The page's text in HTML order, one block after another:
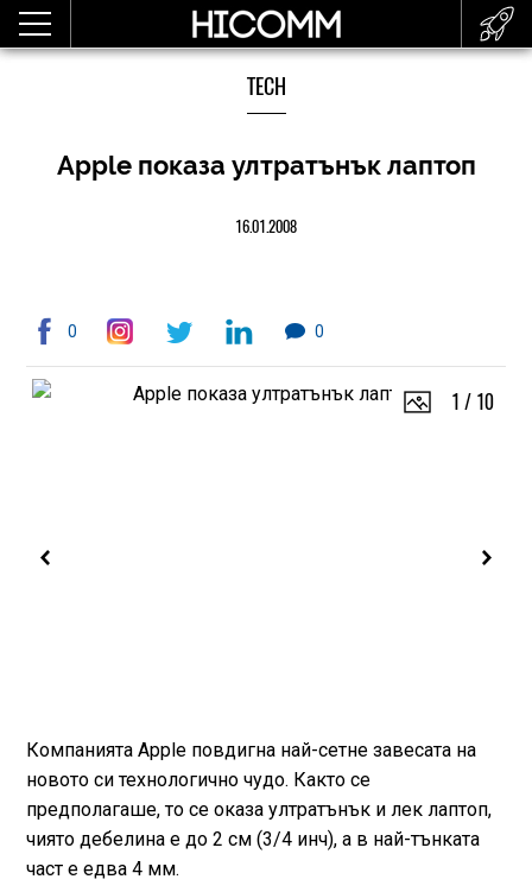
TECH
Apple показа ултратънък лаптоп
16.01.2008
0 0
1 / 10
Компанията Apple повдигна най-сетне завесата на
новото си технологично чудо. Както се
предполагаше, то се оказа ултратънък и лек лаптоп,
чиято дебелина е до 2 см (3/4 инч), а в най-тънката
част е едва 4 мм.